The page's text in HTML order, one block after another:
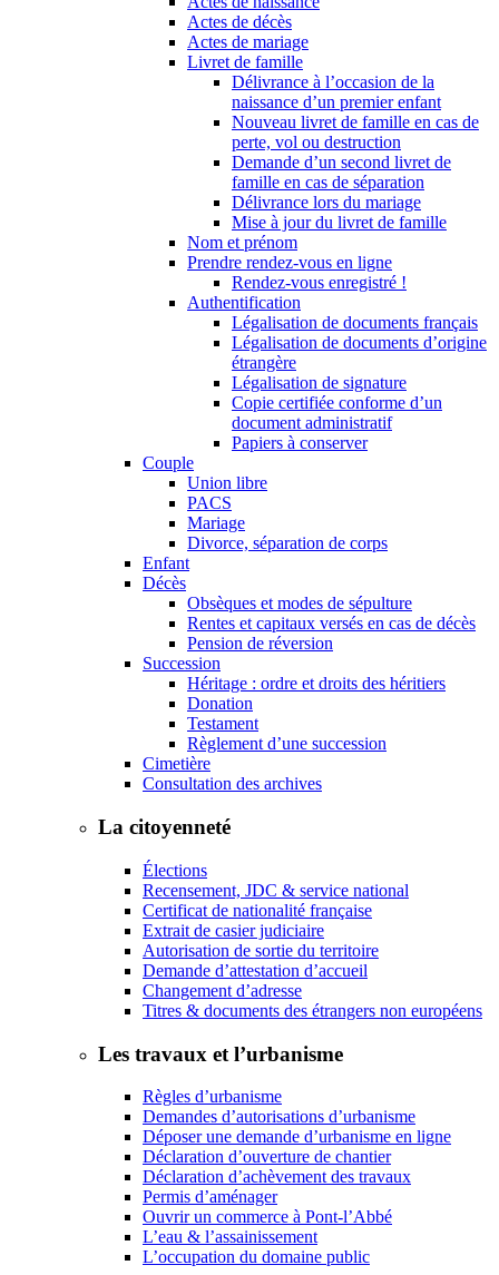
Actes de décès
Actes de mariage
Livret de famille
Délivrance à l’occasion de la
naissance d’un premier enfant
Nouveau livret de famille en cas de
perte, vol ou destruction
Demande d’un second livret de
famille en cas de séparation
Délivrance lors du mariage
Mise à jour du livret de famille
Nom et prénom
Prendre rendez-vous en ligne
Rendez-vous enregistré !
Authentification
Légalisation de documents français
Légalisation de documents d’origine
étrangère
Légalisation de signature
Copie certifiée conforme d’un
document administratif
Papiers à conserver
Couple
Union libre
PACS
Mariage
Divorce, séparation de corps
Enfant
Décès
Obsèques et modes de sépulture
Rentes et capitaux versés en cas de décès
Pension de réversion
Succession
Héritage : ordre et droits des héritiers
Donation
Testament
Règlement d’une succession
Cimetière
Consultation des archives
La citoyenneté
Élections
Recensement, JDC & service national
Certificat de nationalité française
Extrait de casier judiciaire
Autorisation de sortie du territoire
Demande d’attestation d’accueil
Changement d’adresse
Titres & documents des étrangers non européens
Les travaux et l’urbanisme
Règles d’urbanisme
Demandes d’autorisations d’urbanisme
Déposer une demande d’urbanisme en ligne
Déclaration d’ouverture de chantier
Déclaration d’achèvement des travaux
Permis d’aménager
Ouvrir un commerce à Pont-l’Abbé
L’eau & l’assainissement
L’occupation du domaine public